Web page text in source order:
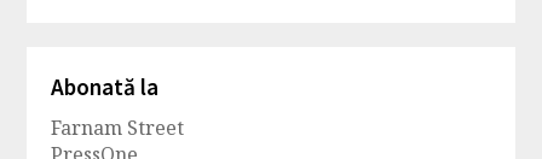
Abonată la
Farnam Street